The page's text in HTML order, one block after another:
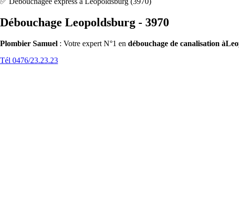
Débouchage Leopoldsburg - 3970
Plombier Samuel : Votre expert N°1 en débouchage de canalisation
Tél 0476/23.23.23